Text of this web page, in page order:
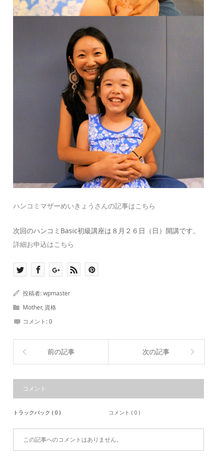
ハンコミマザーめいきょうさんの記事はこちら
次回のハンコミBasic初級講座は８月２６日（日）開講です。
詳細お申込はこちら
投稿者:wpmaster
Mother, 資格
コメント:0
前の記事 次の記事
コメント
トラックバック ( 0 ) コメント ( 0 )
この記事へのコメントはありません。